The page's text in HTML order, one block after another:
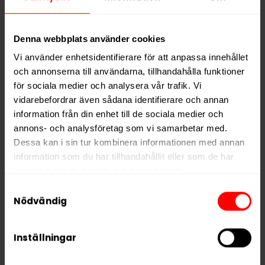
Denna webbplats använder cookies
Vi använder enhetsidentifierare för att anpassa innehållet
och annonserna till användarna, tillhandahålla funktioner
för sociala medier och analysera vår trafik. Vi
vidarebefordrar även sådana identifierare och annan
information från din enhet till de sociala medier och
annons- och analysföretag som vi samarbetar med.
Dessa kan i sin tur kombinera informationen med annan
information som du har tillhandahållit eller som de har
We work with
who may receive and
Nödvändig
Inställningar
Hitta alla produkter från
Alla produkter med smakenJordnära
PRODUKTINFORMATION
Typ
White Portion
Smak
Jordnära,Traditionell
Format
Large
Styrka
Stark
Vikt per dosa